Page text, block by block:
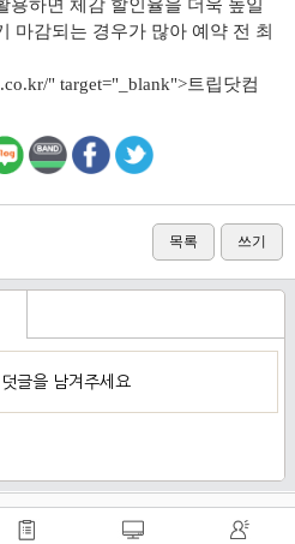
용하면 체감 할인율을 더욱 높일
마감되는 경우가 많아 예약 전 최
" target="_blank">트립닷컴
목록 쓰기
글을 남겨주세요
급방침 로그인